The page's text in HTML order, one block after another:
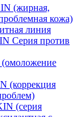
(жирная,
кожа)
линия
Серия против
(коррекция
(серия